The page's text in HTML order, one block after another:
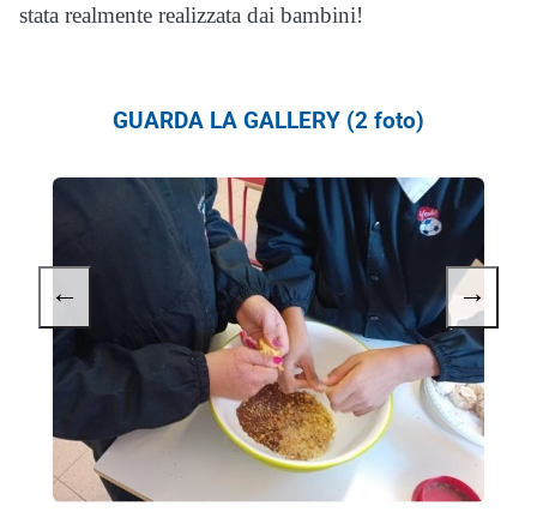
stata realmente realizzata dai bambini!
GUARDA LA GALLERY (2 foto)
← →